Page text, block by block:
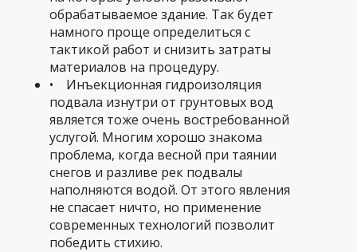
обрабатываемое здание. Так будет
намного проще определиться с
тактикой работ и снизить затраты
материалов на процедуру.
• Инъекционная гидроизоляция
подвала изнутри от грунтовых вод
является тоже очень востребованной
услугой. Многим хорошо знакома
проблема, когда весной при таянии
снегов и разливе рек подвалы
наполняются водой. От этого явления
не спасает ничто, но применение
современных технологий позволит
победить стихию.